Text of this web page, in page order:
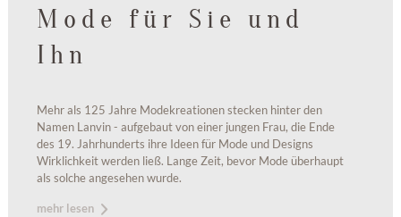
Mode für Sie und
Ihn
Mehr als 125 Jahre Modekreationen stecken hinter den
Namen Lanvin - aufgebaut von einer jungen Frau, die Ende
des 19. Jahrhunderts ihre Ideen für Mode und Designs
Wirklichkeit werden ließ. Lange Zeit, bevor Mode überhaupt
als solche angesehen wurde.
mehr lesen